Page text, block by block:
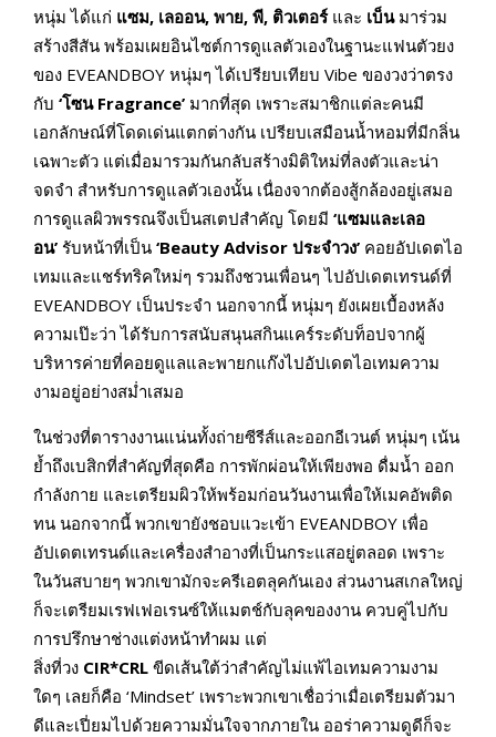
หนุ่ม ได้แก่ แซม, เลออน, พาย, พี, ติวเตอร์ และ เบ็นมาร่วม
สร้างสีสัน พร้อมเผยอินไซต์การดูแลตัวเองในฐานะแฟนตัวยง
ของ EVEANDBOY หนุ่มๆ ได้เปรียบเทียบ Vibe ของวงว่าตรง
กับ ‘โซน Fragrance’ มากที่สุด เพราะสมาชิกแต่ละคนมี
เอกลักษณ์ที่โดดเด่นแตกต่างกัน เปรียบเสมือนน้ำหอมที่มีกลิ่น
เฉพาะตัว แต่เมื่อมารวมกันกลับสร้างมิติใหม่ที่ลงตัวและน่า
จดจำ สำหรับการดูแลตัวเองนั้น เนื่องจากต้องสู้กล้องอยู่เสมอ
การดูแลผิวพรรณจึงเป็นสเตปสำคัญ โดยมี ‘แซมและเลอ
อน’ รับหน้าที่เป็น ‘Beauty Advisor ประจำวง’ คอยอัปเดตไอ
เทมและแชร์ทริคใหม่ๆ รวมถึงชวนเพื่อนๆ ไปอัปเดตเทรนด์ที่
EVEANDBOY เป็นประจำ นอกจากนี้ หนุ่มๆ ยังเผยเบื้องหลัง
ความเป๊ะว่า ได้รับการสนับสนุนสกินแคร์ระดับท็อปจากผู้
บริหารค่ายที่คอยดูแลและพายกแก๊งไปอัปเดตไอเทมความ
งามอยู่อย่างสม่ำเสมอ
ในช่วงที่ตารางงานแน่นทั้งถ่ายซีรีส์และออกอีเวนต์ หนุ่มๆ เน้น
ย้ำถึงเบสิกที่สำคัญที่สุดคือ การพักผ่อนให้เพียงพอ ดื่มน้ำ ออก
กำลังกาย และเตรียมผิวให้พร้อมก่อนวันงานเพื่อให้เมคอัพติด
ทน นอกจากนี้ พวกเขายังชอบแวะเข้า EVEANDBOY เพื่อ
อัปเดตเทรนด์และเครื่องสำอางที่เป็นกระแสอยู่ตลอด เพราะ
ในวันสบายๆ พวกเขามักจะครีเอตลุคกันเอง ส่วนงานสเกลใหญ่
ก็จะเตรียมเรฟเฟอเรนซ์ให้แมตช์กับลุคของงาน ควบคู่ไปกับ
การปรึกษาช่างแต่งหน้าทำผม แต่
สิ่งที่วง CIR*CRL ขีดเส้นใต้ว่าสำคัญไม่แพ้ไอเทมความงาม
ใดๆ เลยก็คือ ‘Mindset’ เพราะพวกเขาเชื่อว่าเมื่อเตรียมตัวมา
ดีและเปี่ยมไปด้วยความมั่นใจจากภายใน ออร่าความดูดีก็จะ